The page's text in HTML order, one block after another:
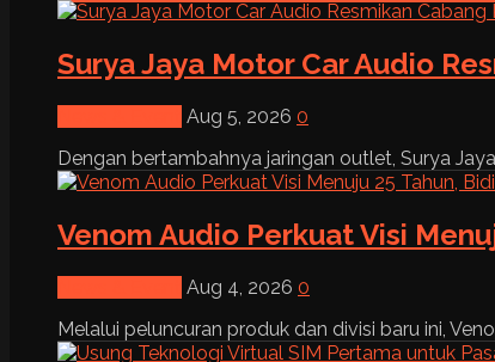
Surya Jaya Motor Car Audio
Aug 5, 2026 0
Dengan bertambahnya jaringan outlet, Surya
Venom Audio Perkuat Visi
Aug 4, 2026 0
Melalui peluncuran produk dan divisi baru ini,